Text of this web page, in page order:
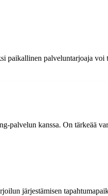
paikallinen palveluntarjoaja voi
palvelun kanssa. On tärkeää
järjestämisen